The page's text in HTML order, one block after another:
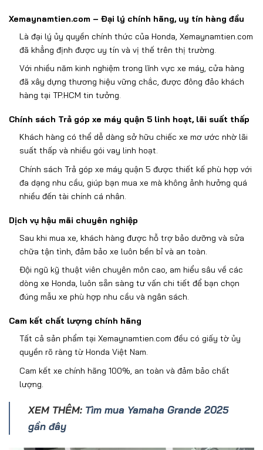
Xemaynamtien.com – Đại lý chính hãng, uy tín hàng đầu
L àđại lý ủy quyền chính thức của Honda, Xemaynamtien.com
đã khẳngđịnhđược uy tín và vị thế trên thị trường.
Với nhiều năm kinh nghiệm trong lĩnh vực xe máy, cửa hàng
đã xây dựng thương hiệu vững chắc,đượcđôngđảo khách
hàng tại TP.HCM tin tưởng.
Chính sách Trả góp xe máy quận 5 linh hoạt, lãi suất thấp
Khách hàng có thể dễ dàng sở hữu chiếc xe mơ ước nhờ lãi
suất thấp và nhiều gói vay linh hoạt.
Chính sách Trả góp xe máy quận 5 được thiết kế phù hợp với
đa dạng nhu cầu, giúp bạn mua xe mà khôngảnh hưởng quá
nhiềuđến tài chính cá nhân.
Dịch vụ hậu mãi chuyên nghiệp
Sau khi mua xe, khách hàngđược hỗ trợ bảo dưỡng và sửa
chữa tận tình,đảm bảo xe luôn bền bỉ và an toàn.
Đội ngũ kỹ thuật viên chuyên môn cao, am hiểu sâu về các
dòng xe Honda, luôn sẵn sàng tư vấn chi tiếtđể bạn chọn
đúng mẫu xe phù hợp nhu cầu và ngân sách.
Cam kết chất lượng chính hãng
Tất cả sản phẩm tại Xemaynamtien.comđều có giấy tờ ủy
quyền rõ ràng từ Honda Việt Nam.
Cam kết xe chính hãng 100%, an toàn vàđảm bảo chất
lượng.
XEM THÊM: Tìm mua Yamaha Grande 2025
gần đây